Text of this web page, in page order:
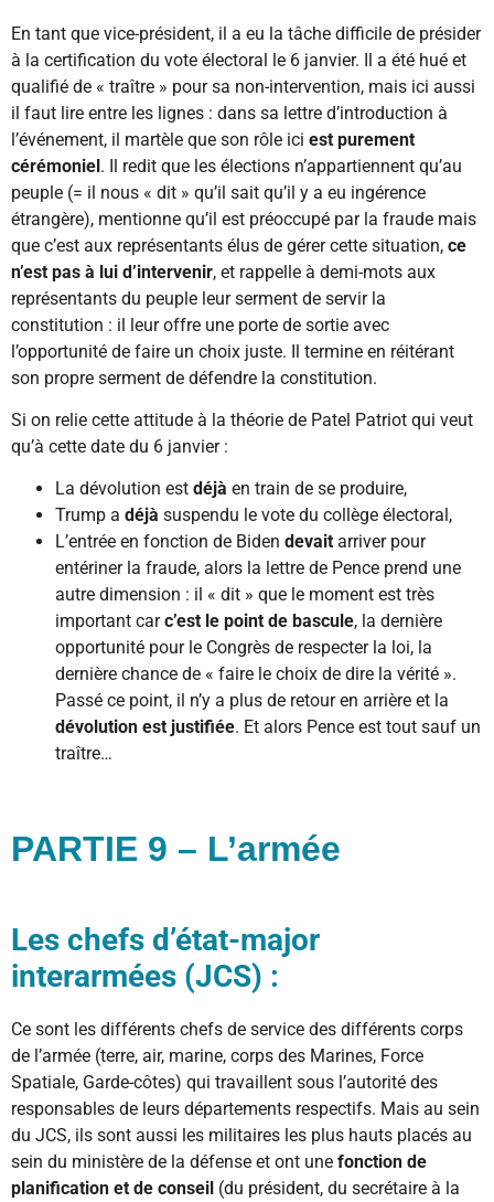
En tant que vice-président, il a eu la tâche difficile de présider
à la certification du vote électoral le 6 janvier. Il a été hué et
qualifié de « traître » pour sa non-intervention, mais ici aussi
il faut lire entre les lignes : dans sa lettre d’introduction à
l’événement, il martèle que son rôle ici est purement
cérémoniel. Il redit que les élections n’appartiennent qu’au
peuple (= il nous « dit » qu’il sait qu’il y a eu ingérence
étrangère), mentionne qu’il est préoccupé par la fraude mais
que c’est aux représentants élus de gérer cette situation, ce
n’est pas à lui d’intervenir, et rappelle à demi-mots aux
représentants du peuple leur serment de servir la
constitution : il leur offre une porte de sortie avec
l’opportunité de faire un choix juste. Il termine en réitérant
son propre serment de défendre la constitution.
Si on relie cette attitude à la théorie de Patel Patriot qui veut
qu’à cette date du 6 janvier :
La dévolution est déjà en train de se produire,
Trump a déjà suspendu le vote du collège électoral,
L’entrée en fonction de Biden devait arriver pour
entériner la fraude, alors la lettre de Pence prend une
autre dimension : il « dit » que le moment est très
important carc’est le point de bascule, la dernière
opportunité pour le Congrès de respecter la loi, la
dernière chance de « faire le choix de dire la vérité ».
Passé ce point, il n’y a plus de retour en arrière et la
dévolution est justifiée. Et alors Pence est tout sauf un
traître…
PARTIE 9 – L’armée
Les chefs d’état-major
interarmées (JCS) :
Ce sont les différents chefs de service des différents corps
de l’armée (terre, air, marine, corps des Marines, Force
Spatiale, Garde-côtes) qui travaillent sous l’autorité des
responsables de leurs départements respectifs. Mais au sein
du JCS, ils sont aussi les militaires les plus hauts placés au
sein du ministère de la défense et ont une fonction de
planification et de conseil (du président, du secrétaire à la